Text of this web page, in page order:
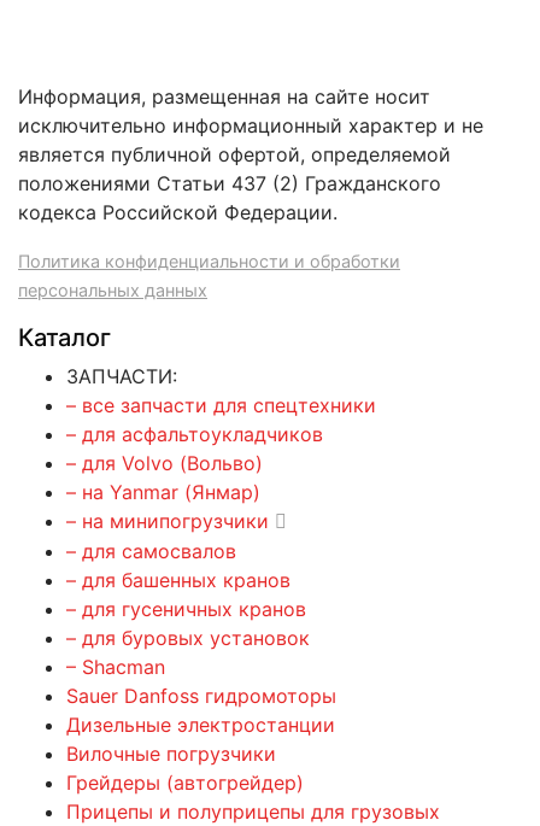
Информация, размещенная на сайте носит
исключительно информационный характер и не
является публичной офертой, определяемой
положениями Статьи 437 (2) Гражданского
кодекса Российской Федерации.
Политика конфиденциальности и обработки
персональных данных
Каталог
ЗАПЧАСТИ:
– все запчасти для спецтехники
– для асфальтоукладчиков
– для Volvo (Вольво)
– на Yanmar (Янмар)
– на минипогрузчики
– для самосвалов
– для башенных кранов
– для гусеничных кранов
– для буровых установок
– Shacman
Sauer Danfoss гидромоторы
Дизельные электростанции
Вилочные погрузчики
Грейдеры (автогрейдер)
Прицепы и полуприцепы для грузовых